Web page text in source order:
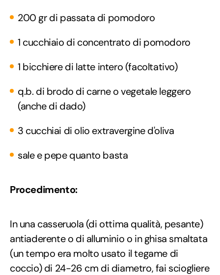
200 gr di passata di pomodoro
1 cucchiaio di concentrato di pomodoro
1 bicchiere di latte intero (facoltativo)
q.b. di brodo di carne o vegetale leggero
(anche di dado)
3 cucchiai di olio extravergine d'oliva
sale e pepe quanto basta
Procedimento:
In una casseruola (di ottima qualità, pesante)
antiaderente o di alluminio o in ghisa smaltata
(un tempo era molto usato il tegame di
coccio) di 24-26 cm di diametro, fai sciogliere